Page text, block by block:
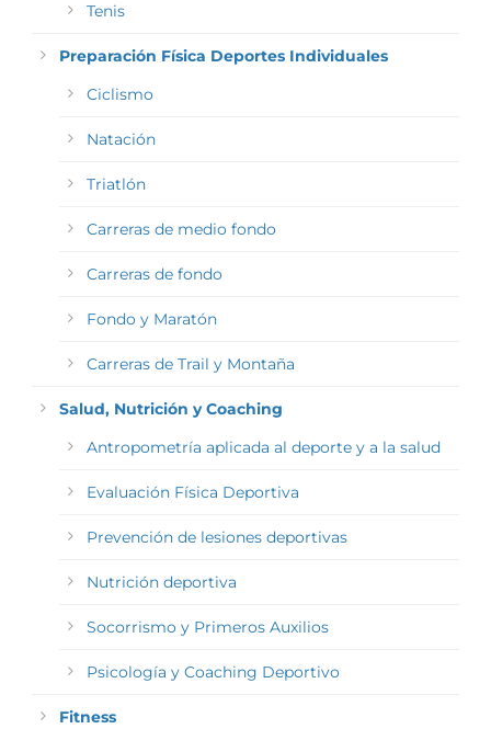
Tenis
Preparación Física Deportes Individuales
Ciclismo
Natación
Triatlón
Carreras de medio fondo
Carreras de fondo
Fondo y Maratón
Carreras de Trail y Montaña
Salud, Nutrición y Coaching
Antropometría aplicada al deporte y a la salud
Evaluación Física Deportiva
Prevención de lesiones deportivas
Nutrición deportiva
Socorrismo y Primeros Auxilios
Psicología y Coaching Deportivo
Fitness